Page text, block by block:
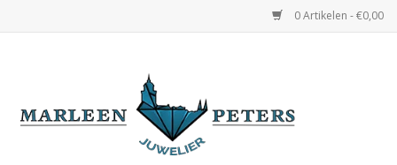
0 Artikelen - €0,00